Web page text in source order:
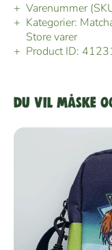
Varenummer
Kategorier:
Store varer
Product ID:
Du vil måske